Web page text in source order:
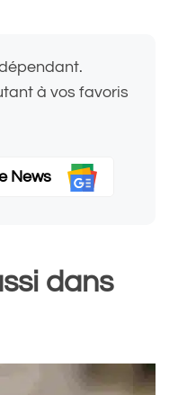
à vos favoris
News
dans